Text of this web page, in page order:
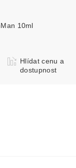
10ml
Hlídat cenu a
dostupnost